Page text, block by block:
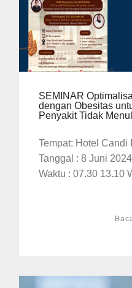
SEMINAR
dengan Obesitas
Penyakit Tidak
Tempat: Hotel Candi
Tanggal : 8 Juni 2024
Waktu : 07.30 13.10